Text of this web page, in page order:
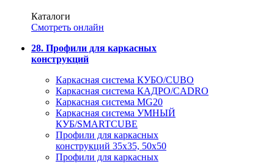
Каталоги
Смотреть онлайн
28. Профили для каркасных
конструкций
Каркасная система КУБО/CUBO
Каркасная система КАДРО/CADRO
Каркасная система MG20
Каркасная система УМНЫЙ
КУБ/SMARTCUBE
Профили для каркасных
конструкций 35x35, 50x50
Профили для каркасных